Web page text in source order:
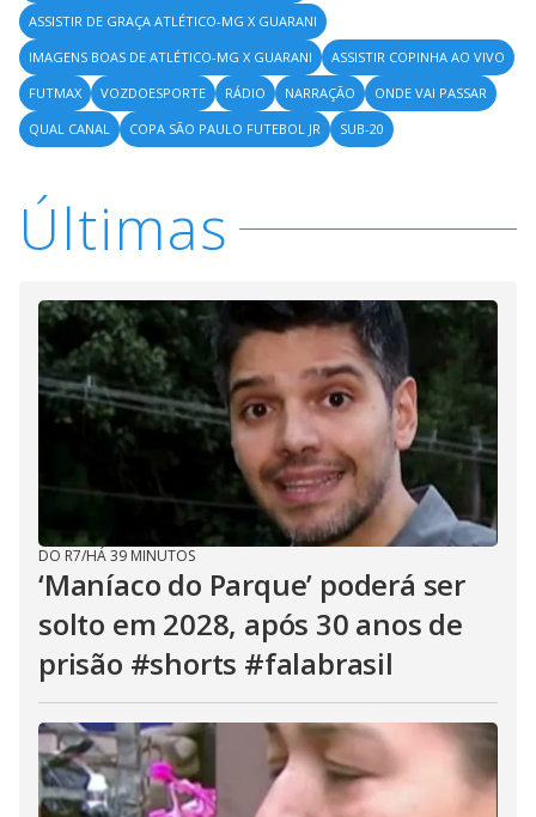
ASSISTIR DE GRAÇA ATLÉTICO-MG X GUARANI
IMAGENS BOAS DE ATLÉTICO-MG X GUARANI
ASSISTIR COPINHA AO VIVO
FUTMAX
VOZDOESPORTE RÁDIO NARRAÇÃO
ONDE VAI PASSAR
QUAL CANAL
COPA SÃO PAULO FUTEBOL JR SUB-20
Últimas
DO R7/HÁ 39 MINUTOS
‘Maníaco do Parque’ poderá ser
solto em 2028, após 30 anos de
prisão #shorts #falabrasil